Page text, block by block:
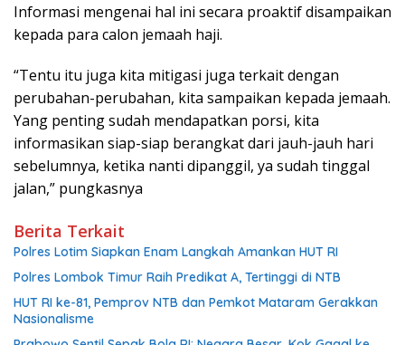
Informasi mengenai hal ini secara proaktif disampaikan
kepada para calon jemaah haji.
“Tentu itu juga kita mitigasi juga terkait dengan
perubahan-perubahan, kita sampaikan kepada jemaah.
Yang penting sudah mendapatkan porsi, kita
informasikan siap-siap berangkat dari jauh-jauh hari
sebelumnya, ketika nanti dipanggil, ya sudah tinggal
jalan,” pungkasnya
Berita Terkait
Polres Lotim Siapkan Enam Langkah Amankan HUT RI
Polres Lombok Timur Raih Predikat A, Tertinggi di NTB
HUT RI ke-81, Pemprov NTB dan Pemkot Mataram Gerakkan
Nasionalisme